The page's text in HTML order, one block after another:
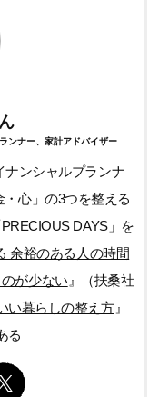
ンナー、家計アドバイザー
ナンシャルプランナ
心」の3つを整える
DAYS」を
余裕のある人の時間
が少ない 』（扶桑社
い暮らしの整え方』
る